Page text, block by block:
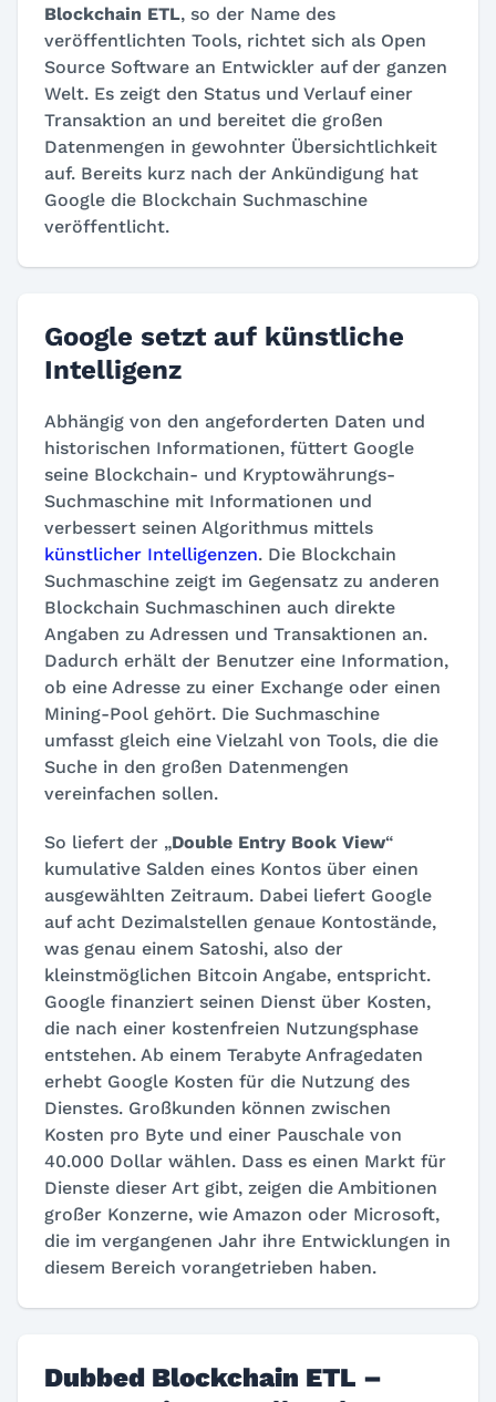
Blockchain ETL, so der Name des
veröffentlichten Tools, richtet sich als Open
Source Software an Entwickler auf der ganzen
Welt. Es zeigt den Status und Verlauf einer
Transaktion an und bereitet die großen
Datenmengen in gewohnter Übersichtlichkeit
auf. Bereits kurz nach der Ankündigung hat
Google die Blockchain Suchmaschine
veröffentlicht.
Google setzt auf künstliche
Intelligenz
Abhängig von den angeforderten Daten und
historischen Informationen, füttert Google
seine Blockchain- und Kryptowährungs-
Suchmaschine mit Informationen und
verbessert seinen Algorithmus mittels
künstlicher Intelligenzen. Die Blockchain
Suchmaschine zeigt im Gegensatz zu anderen
Blockchain Suchmaschinen auch direkte
Angaben zu Adressen und Transaktionen an.
Dadurch erhält der Benutzer eine Information,
ob eine Adresse zu einer Exchange oder einen
Mining-Pool gehört. Die Suchmaschine
umfasst gleich eine Vielzahl von Tools, die die
Suche in den großen Datenmengen
vereinfachen sollen.
So liefert der „Double Entry Book View“
kumulative Salden eines Kontos über einen
ausgewählten Zeitraum. Dabei liefert Google
auf acht Dezimalstellen genaue Kontostände,
was genau einem Satoshi, also der
kleinstmöglichen Bitcoin Angabe, entspricht.
Google finanziert seinen Dienst über Kosten,
die nach einer kostenfreien Nutzungsphase
entstehen. Ab einem Terabyte Anfragedaten
erhebt Google Kosten für die Nutzung des
Dienstes. Großkunden können zwischen
Kosten pro Byte und einer Pauschale von
40.000 Dollar wählen. Dass es einen Markt für
Dienste dieser Art gibt, zeigen die Ambitionen
großer Konzerne, wie Amazon oder Microsoft,
die im vergangenen Jahr ihre Entwicklungen in
diesem Bereich vorangetrieben haben.
Dubbed Blockchain ETL –